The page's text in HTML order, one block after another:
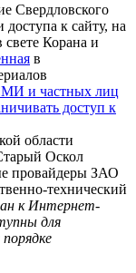
Свердловского
к сайту, на
Корана и
в
и частных лиц
доступ к
области
Оскол
провайдеры ЗАО
технический
к Интернет-
для